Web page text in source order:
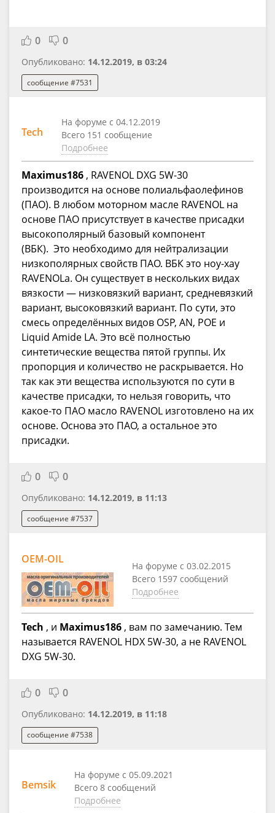
0 0
Опубликовано: 14.12.2019, в 03:24
сообщение #7531
Tech
На форуме с 04.12.2019
Всего 151 сообщение
Подробнее
Maximus186 , RAVENOL DXG 5W-30
производится на основе полиальфаолефинов
(ПАО). В любом моторном масле RAVENOL на
основе ПАО присутствует в качестве присадки
высокополярный базовый компонент
(ВБК). Это необходимо для нейтрализации
низкополярных свойств ПАО. ВБК это ноу-хау
RAVENOLa. Он существует в нескольких видах
вязкости — низковязкий вариант, средневязкий
вариант, высоковязкий вариант. По сути, это
смесь определённых видов OSP, AN, POE и
Liquid Amide LA. Это всё полностью
синтетические вещества пятой группы. Их
пропорция и количество не раскрывается. Но
так как эти вещества используются по сути в
качестве присадки, то нельзя говорить, что
какое-то ПАО масло RAVENOL изготовлено на их
основе. Основа это ПАО, а остальное это
присадки.
0 0
Опубликовано: 14.12.2019, в 11:13
сообщение #7537
OEM-OIL
На форуме с 03.02.2015
Всего 1597 сообщений
Подробнее
Tech , и Maximus186, вам по замечанию. Тем
называется RAVENOL HDX 5W-30, а не RAVENOL
DXG 5W-30.
0 0
Опубликовано: 14.12.2019, в 11:18
сообщение #7538
Bemsik
На форуме с 05.09.2021
Всего 8 сообщений
Подробнее